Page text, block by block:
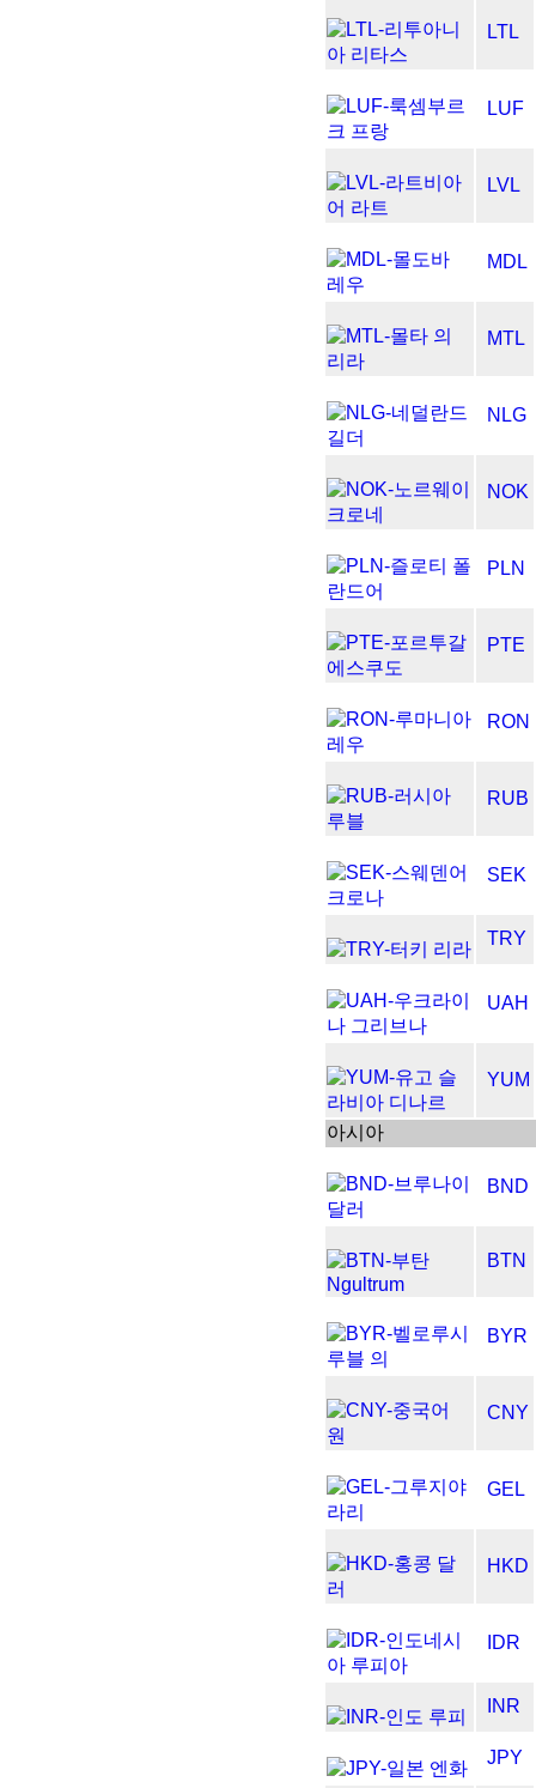
LTL
LUF
LVL
MDL
MTL
NLG
NOK
PLN
PTE
RON
RUB
SEK
TRY
UAH
YUM
아시아
BND
BTN
BYR
CNY
GEL
HKD
IDR
INR
JPY